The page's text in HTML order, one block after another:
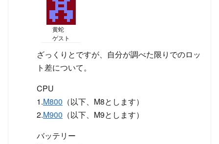
黄蛇
ゲスト
ざっくりとですが、自分が調べた限りでのロッ
ト差について。
CPU
1.M800 （以下、M8とします）
2.M900 （以下、M9とします）
バッテリー